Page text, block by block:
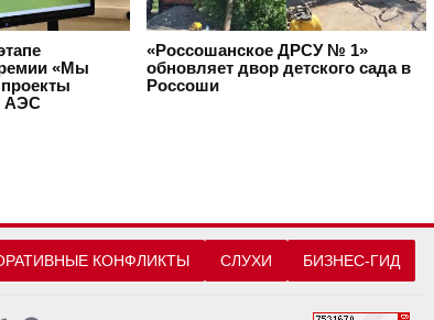
«Мы
АЭС
«Россошанское ДРСУ № 1»
обновляет двор детского сада в
Россоши
КОНФЛИКТЫ СЛУХИ БИЗНЕС-ГИД